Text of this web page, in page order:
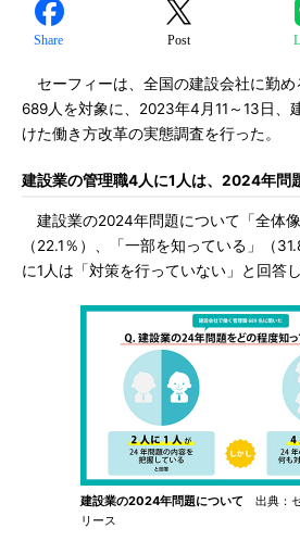
Share Post
セーフィーは、全国の建設会社に勤め
689人を対象に、2023年4月11～13日、
けた働き方改革の実態調査を行った。
建設業の管理職4人に1人は、2024年問
建設業の2024年問題について「全体像
（22.1％）、「一部を知っている」（
に1人は「対策を行っていない」と回答し
建設業の2024年問題について 出典：
リース